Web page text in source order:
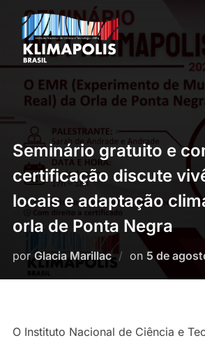
Pular
para
conteúdo
Seminário gratuito e
certificação discute
locais e adaptação
orla de Ponta Negra
por Glacia Marillac on Postado
5 de
O Instituto Nacional de Ciência e